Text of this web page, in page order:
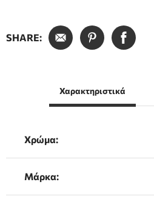
SHARE:
Χαρακτηριστικά
Χρώμα:
Μάρκα: